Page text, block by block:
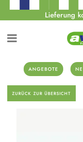
Lieferung
ANGEBOTE
ZURÜCK ZUR ÜBERSICHT